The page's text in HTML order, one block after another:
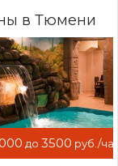
в Тюмени
до 3500 руб./